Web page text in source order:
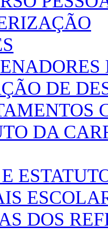
DE
DA
DOS